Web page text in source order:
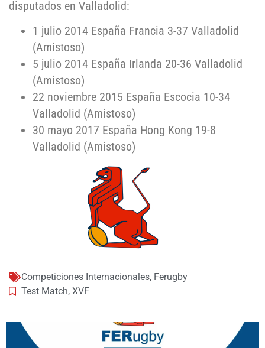
disputados en Valladolid:
1 julio 2014 España Francia 3-37 Valladolid
(Amistoso)
5 julio 2014 España Irlanda 20-36 Valladolid
(Amistoso)
22 noviembre 2015 España Escocia 10-34
Valladolid (Amistoso)
30 mayo 2017 España Hong Kong 19-8
Valladolid (Amistoso)
Competiciones Internacionales, Ferugby
Test Match, XVF